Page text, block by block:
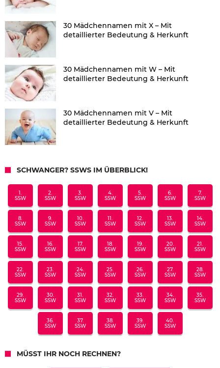
30 Mädchennamen mit X – Mit
detaillierter Bedeutung & Herkunft
30 Mädchennamen mit W – Mit
detaillierter Bedeutung & Herkunft
30 Mädchennamen mit V – Mit
detaillierter Bedeutung & Herkunft
SCHWANGER? SSWS IM ÜBERBLICK!
1.
SSW
2.
SSW
3.
SSW
4.
SSW
5.
SSW
6.
SSW
7.
SSW
8.
SSW
9.
SSW
10.
SSW
11.
SSW
12.
SSW
13.
SSW
14.
SSW
15.
SSW
16.
SSW
17.
SSW
18.
SSW
19.
SSW
20.
SSW
21.
SSW
22.
SSW
23.
SSW
24.
SSW
25.
SSW
26.
SSW
27.
SSW
28.
SSW
29.
SSW
30.
SSW
31.
SSW
32.
SSW
33.
SSW
34.
SSW
35.
SSW
36.
SSW
37.
SSW
38.
SSW
39.
SSW
40.
SSW
MÜSST IHR NOCH RECHNEN?